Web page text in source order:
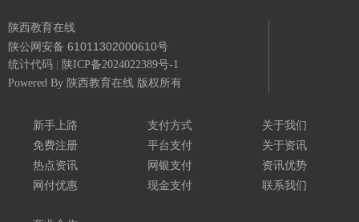
陕西教育在线
陕公网安备 61011302000610号
统计代码
陕ICP备2024022389号-1
Powered By 陕西教育在线 版权所有
新手上路
免费注册
热点资讯
网付优惠
支付方式
平台支付
网银支付
现金支付
关于我们
关于资讯
资讯优势
联系我们